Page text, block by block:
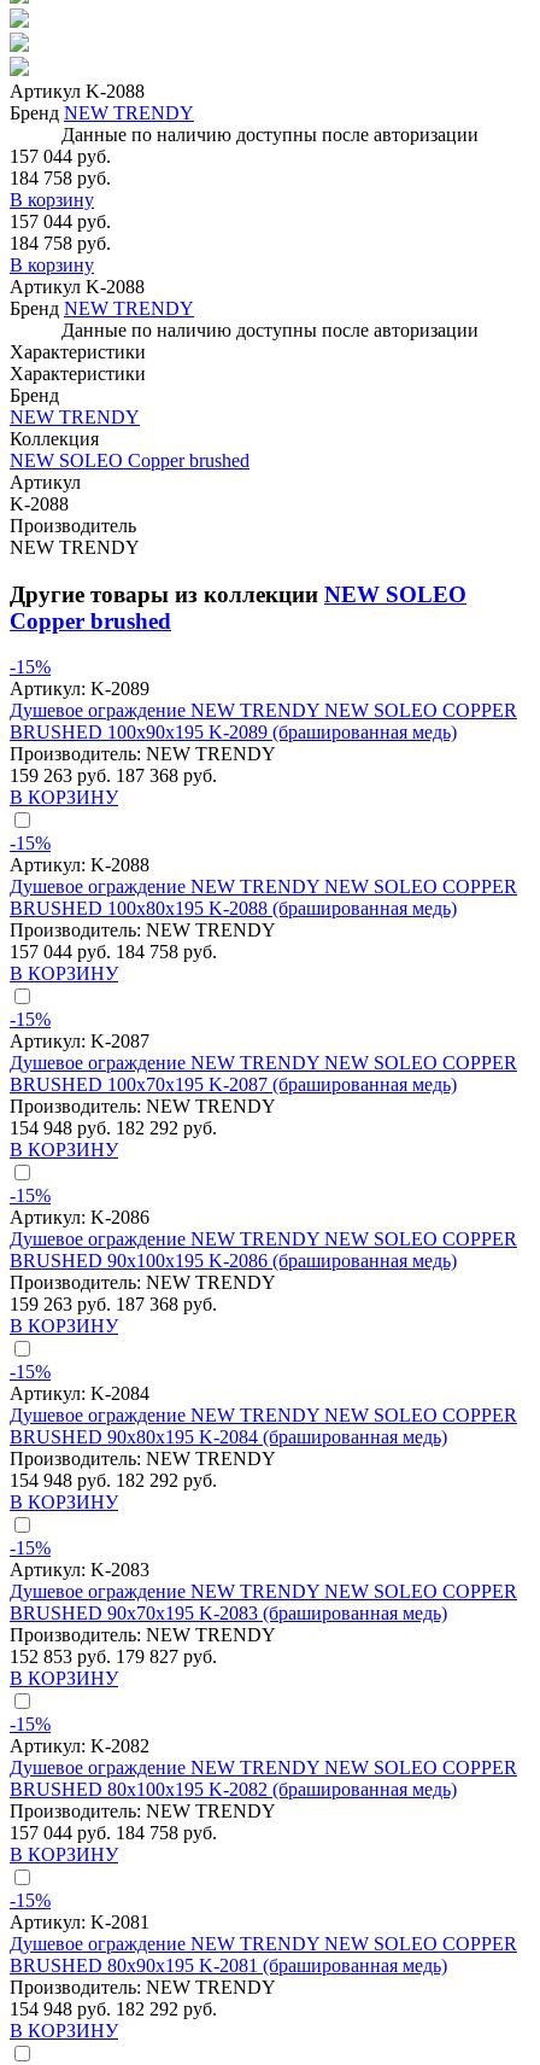
Артикул K-2088
Бренд NEW TRENDY
Данные по наличию доступны после авторизации
157 044 руб.
184 758 руб.
В корзину
157 044 руб.
184 758 руб.
В корзину
Артикул K-2088
Бренд NEW TRENDY
Данные по наличию доступны после авторизации
Характеристики
Характеристики
Бренд
NEW TRENDY
Коллекция
NEW SOLEO Copper brushed
Артикул
K-2088
Производитель
NEW TRENDY
Другие товары из коллекции NEW SOLEO
Copper brushed
-15%
Артикул: K-2089
Душевое ограждение NEW TRENDY NEW SOLEO COPPER
BRUSHED 100x90x195 K-2089 (брашированная медь)
Производитель: NEW TRENDY
159 263 руб. 187 368 руб.
В КОРЗИНУ
-15%
Артикул: K-2088
Душевое ограждение NEW TRENDY NEW SOLEO COPPER
BRUSHED 100x80x195 K-2088 (брашированная медь)
Производитель: NEW TRENDY
157 044 руб. 184 758 руб.
В КОРЗИНУ
-15%
Артикул: K-2087
Душевое ограждение NEW TRENDY NEW SOLEO COPPER
BRUSHED 100x70x195 K-2087 (брашированная медь)
Производитель: NEW TRENDY
154 948 руб. 182 292 руб.
В КОРЗИНУ
-15%
Артикул: K-2086
Душевое ограждение NEW TRENDY NEW SOLEO COPPER
BRUSHED 90x100x195 K-2086 (брашированная медь)
Производитель: NEW TRENDY
159 263 руб. 187 368 руб.
В КОРЗИНУ
-15%
Артикул: K-2084
Душевое ограждение NEW TRENDY NEW SOLEO COPPER
BRUSHED 90x80x195 K-2084 (брашированная медь)
Производитель: NEW TRENDY
154 948 руб. 182 292 руб.
В КОРЗИНУ
-15%
Артикул: K-2083
Душевое ограждение NEW TRENDY NEW SOLEO COPPER
BRUSHED 90x70x195 K-2083 (брашированная медь)
Производитель: NEW TRENDY
152 853 руб. 179 827 руб.
В КОРЗИНУ
-15%
Артикул: K-2082
Душевое ограждение NEW TRENDY NEW SOLEO COPPER
BRUSHED 80x100x195 K-2082 (брашированная медь)
Производитель: NEW TRENDY
157 044 руб. 184 758 руб.
В КОРЗИНУ
-15%
Артикул: K-2081
Душевое ограждение NEW TRENDY NEW SOLEO COPPER
BRUSHED 80x90x195 K-2081 (брашированная медь)
Производитель: NEW TRENDY
154 948 руб. 182 292 руб.
В КОРЗИНУ